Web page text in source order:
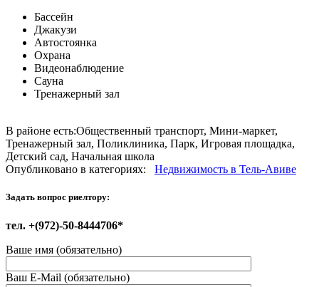
Бассейн
Джакузи
Автостоянка
Охрана
Видеонаблюдение
Сауна
Тренажерный зал
В районе есть:Общественный транспорт, Мини-маркет,
Тренажерный зал, Поликлиника, Парк, Игровая площадка,
Детский сад, Начальная школа
Опубликовано в категориях: Недвижимость в Тель-Авиве
Задать вопрос риелтору:
тел. +(972)-50-8444706*
Ваше имя (обязательно)
Ваш E-Mail (обязательно)